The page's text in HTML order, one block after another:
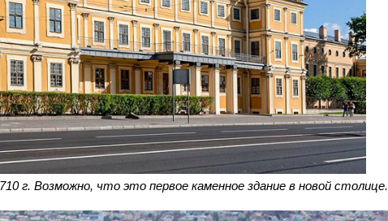
г. Возможно, что это первое каменное здание в новой столице.